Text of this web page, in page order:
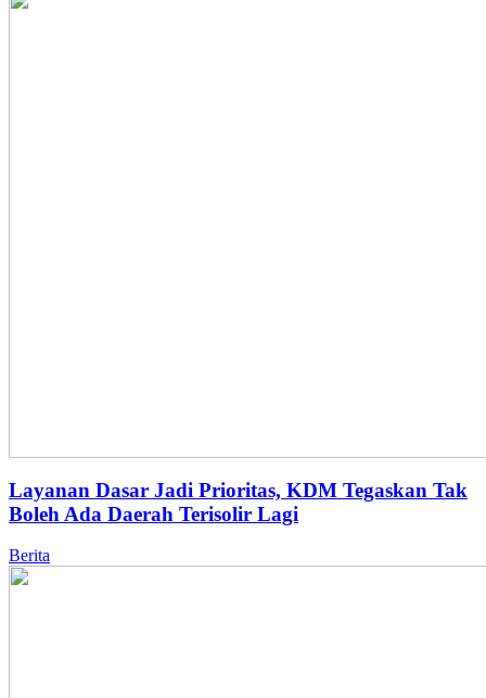
Layanan Dasar Jadi Prioritas, KDM Tegaskan Tak
Boleh Ada Daerah Terisolir Lagi
Berita